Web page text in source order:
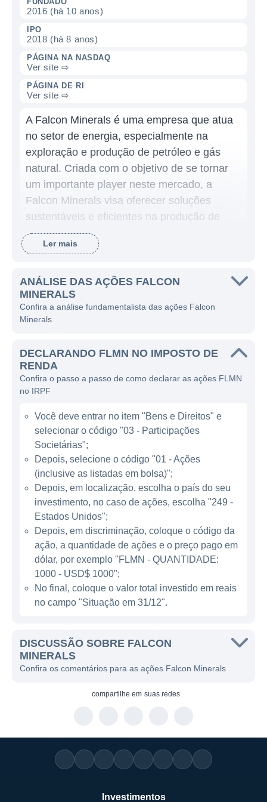
2016 (há 10 anos)
IPO
2018 (há 8 anos)
PÁGINA NA NASDAQ
Ver site ⇨
PÁGINA DE RI
Ver site ⇨
A Falcon Minerals é uma empresa que atua
no setor de energia, especialmente na
exploração e produção de petróleo e gás
natural. Criada com o objetivo de se tornar
um importante player neste mercado, a
Falcon Minerals visa oferecer soluções
sustentáveis e eficientes na produção de
energia, apoiando a transição energética que
muitos países estão buscando atualmente.
A empresa se destaca no mercado por seu
portfólio diversificado de ativos, permitindo-
lhe obter receitas de diferentes fontes. A
principal estratégia da Falcon Minerals é
recursos, tomando medidas para maximizar
a extração e, ao mesmo tempo, minimizar o
impacto ambiental de suas operações. Com
empresa se compromete a utilizar as
melhores tecnologias disponíveis para
otimizar a produção e garantir a segurança
no trabalho.
ATUAÇÃO DA FALCON MINERALS
A Falcon Minerals opera principalmente nos
Estados Unidos, onde possui uma presença
significativa em bacias produtivas de
petróleo e gás. A empresa está focada em
maximizar a eficiências operacionais das
suas propriedades, garantindo uma
natureza do setor de energia envolve uma
série de fatores que requerem
adaptabilidade e inovação, e a Falcon
incluem exploração, desenvolvimento e
também é ativa em atividades relacionadas à
Ler mais
ANÁLISE DAS AÇÕES FALCON
MINERALS
Confira a análise fundamentalista das ações Falcon
Minerals
DECLARANDO FLMN NO IMPOSTO DE
RENDA
Confira o passo a passo de como declarar as ações FLMN
no IRPF
Você deve entrar no item "Bens e Direitos" e
selecionar o código "03 - Participações
Societárias";
Depois, selecione o código "01 - Ações
(inclusive as listadas em bolsa)";
Depois, em localização, escolha o país do seu
investimento, no caso de ações, escolha "249 -
Estados Unidos";
Depois, em discriminação, coloque o código da
ação, a quantidade de ações e o preço pago em
dólar, por exemplo "FLMN - QUANTIDADE:
1000 - USD$ 1000";
No final, coloque o valor total investido em reais
no campo "Situação em 31/12".
DISCUSSÃO SOBRE FALCON
MINERALS
Confira os comentários para as ações Falcon Minerals
compartilhe em suas redes
Investimentos